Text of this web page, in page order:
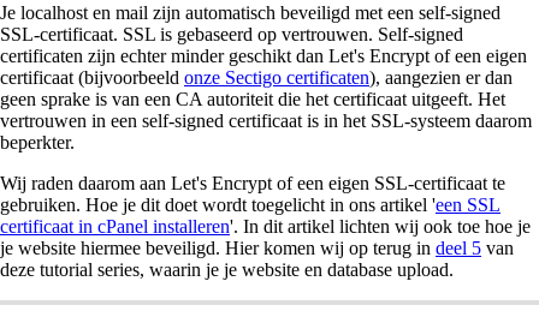
Je localhost en mail zijn automatisch beveiligd met een self-signed
SSL-certificaat. SSL is gebaseerd op vertrouwen. Self-signed
certificaten zijn echter minder geschikt dan Let's Encrypt of een eigen
certificaat (bijvoorbeeld onze Sectigo certificaten), aangezien er dan
geen sprake is van een CA autoriteit die het certificaat uitgeeft. Het
vertrouwen in een self-signed certificaat is in het SSL-systeem daarom
beperkter.
Wij raden daarom aan Let's Encrypt of een eigen SSL-certificaat te
gebruiken. Hoe je dit doet wordt toegelicht in ons artikel 'een SSL
certificaat in cPanel installeren'. In dit artikel lichten wij ook toe hoe je
je website hiermee beveiligd. Hier komen wij op terug in deel 5 van
deze tutorial series, waarin je je website en database upload.